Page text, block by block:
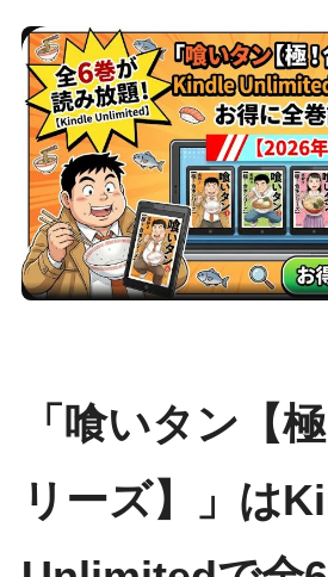
「喰いタン【
リーズ】」は